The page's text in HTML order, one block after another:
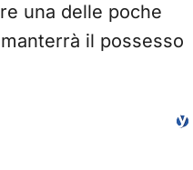
una delle poche
il possesso